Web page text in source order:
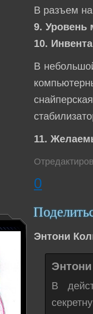
В разъем
9. Уровень
10.
В
11.
0
Энтони
В